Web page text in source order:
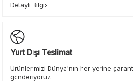
Detaylı Bilgi
Yurt Dışı Teslimat
Ürünlerimizi Dünya'nın her yerine
gönderiyoruz.